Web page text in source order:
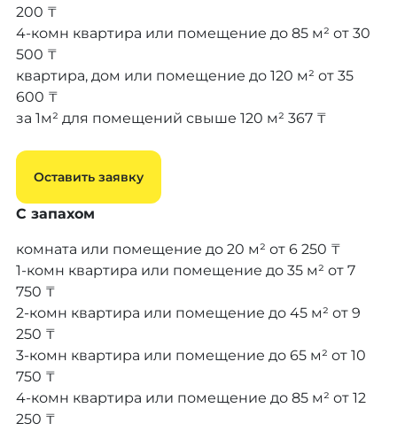
200 ₸
4-комн квартира или помещение до 85 м² от 30
500 ₸
квартира, дом или помещение до 120 м² от 35
600 ₸
за 1м² для помещений свыше 120 м² 367 ₸
Оставить заявку
С запахом
комната или помещение до 20 м² от 6 250 ₸
1-комн квартира или помещение до 35 м² от 7
750 ₸
2-комн квартира или помещение до 45 м² от 9
250 ₸
3-комн квартира или помещение до 65 м² от 10
750 ₸
4-комн квартира или помещение до 85 м² от 12
250 ₸